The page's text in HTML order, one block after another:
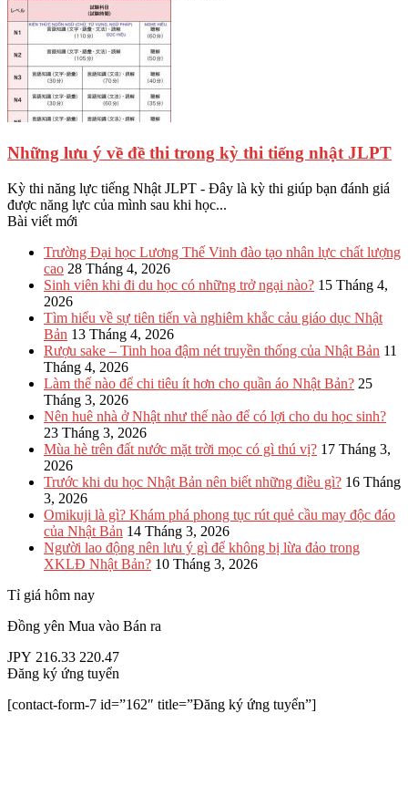
Những lưu ý về đề thi trong kỳ thi tiếng nhật JLPT
Kỳ thi năng lực tiếng Nhật JLPT - Đây là kỳ thi giúp bạn đánh giá
được năng lực của mình sau khi học...
Bài viết mới
Trường Đại học Lương Thế Vinh đào tạo nhân lực chất lượng
cao 28 Tháng 4, 2026
Sinh viên khi đi du học có những trở ngại nào? 15 Tháng 4,
2026
Tìm hiểu về sự tiên tiến và nghiêm khắc cảu giáo dục Nhật
Bản 13 Tháng 4, 2026
Rượu sake – Tinh hoa đậm nét truyền thống của Nhật Bản 11
Tháng 4, 2026
Làm thế nào để chi tiêu ít hơn cho quần áo Nhật Bản? 25
Tháng 3, 2026
Nên huê nhà ở Nhật như thế nào để có lợi cho du học sinh?
23 Tháng 3, 2026
Mùa hè trên đất nước mặt trời mọc có gì thú vị? 17 Tháng 3,
2026
Trước khi du học Nhật Bản nên biết những điều gì? 16 Tháng
3, 2026
Omikuji là gì? Khám phá phong tục rút quẻ cầu may độc đáo
của Nhật Bản 14 Tháng 3, 2026
Người lao động nên lưu ý gì để không bị lừa đảo trong
XKLĐ Nhật Bản? 10 Tháng 3, 2026
Tỉ giá hôm nay
Đồng yên Mua vào Bán ra
JPY 216.33 220.47
Đăng ký ứng tuyển
[contact-form-7 id=”162″ title=”Đăng ký ứng tuyển”]